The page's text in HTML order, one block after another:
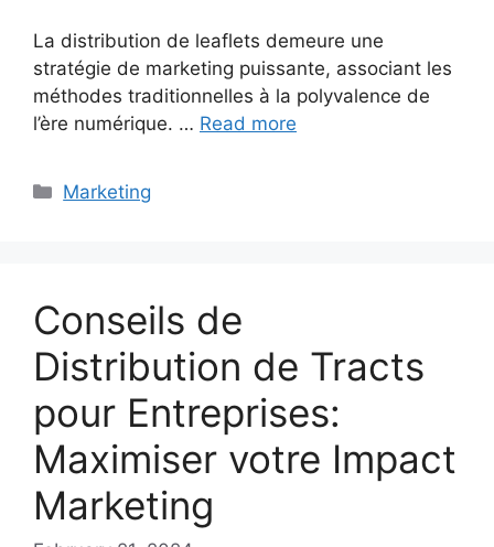
La distribution de leaflets demeure une
stratégie de marketing puissante, associant les
méthodes traditionnelles à la polyvalence de
l’ère numérique. … Read more
Categories
Marketing
Conseils de
Distribution de Tracts
pour Entreprises:
Maximiser votre Impact
Marketing